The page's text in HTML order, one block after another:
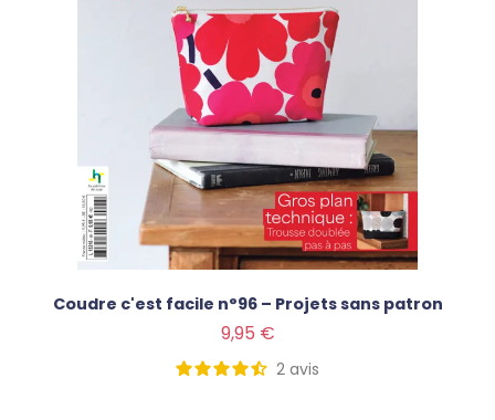
Coudre c'est facile n°96 – Projets sans patron
9,95 €
2 avis